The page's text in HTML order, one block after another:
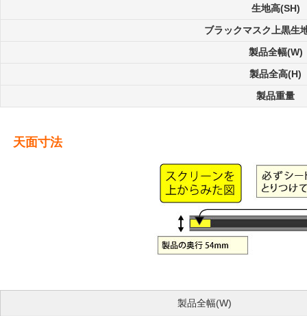
生地高(SH)
ブラックマスク上黒生
製品全幅(W)
製品全高(H)
製品重量
天面寸法
製品全幅(W)